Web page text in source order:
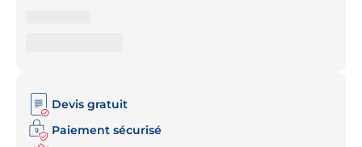
Devis gratuit
Paiement sécurisé